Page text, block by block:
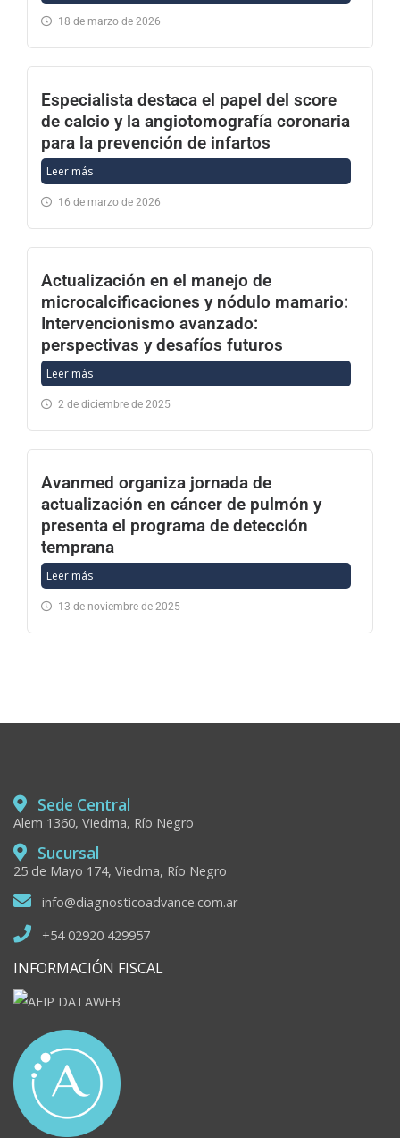
18 de marzo de 2026
Especialista destaca el papel del score
de calcio y la angiotomografía coronaria
para la prevención de infartos
Leer más
16 de marzo de 2026
Actualización en el manejo de
microcalcificaciones y nódulo mamario:
Intervencionismo avanzado:
perspectivas y desafíos futuros
Leer más
2 de diciembre de 2025
Avanmed organiza jornada de
actualización en cáncer de pulmón y
presenta el programa de detección
temprana
Leer más
13 de noviembre de 2025
Sede Central
Alem 1360, Viedma, Río Negro
Sucursal
25 de Mayo 174, Viedma, Río Negro
info@diagnosticoadvance.com.ar
+54 02920 429957
INFORMACIÓN FISCAL